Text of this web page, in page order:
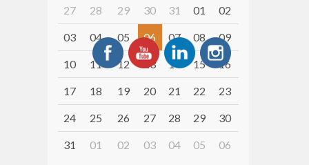
27 28 29 30 31 01 02
03 04 05 06 07 08 09
10 11 12 13 14 15 16
17 18 19 20 21 22 23
24 25 26 27 28 29 30
31 01 02 03 04 05 06